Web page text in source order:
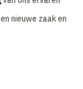
nieuwe zaak en